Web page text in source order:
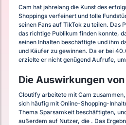
Cam hat jahrelang die Kunst des
Shoppings verfeinert und tolle
seinen Fans auf TikTok zu teilen. Das
das richtige Publikum finden konnte,
seinen Inhalten beschäftigte und ihm
und Käufer zu gewinnen. Da er bei
erzielte er nicht genügend Aufrufe,
Die Auswirkungen
Cloutify arbeitete mit Cam
sich häufig mit Online-Shopping-
Thema Sparsamkeit beschäftigten,
außerdem auf Nutzer, die . Das